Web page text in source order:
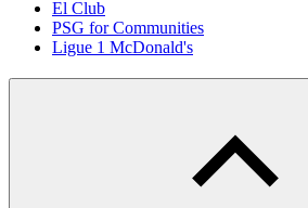
El Club
PSG for Communities
Ligue 1 McDonald's